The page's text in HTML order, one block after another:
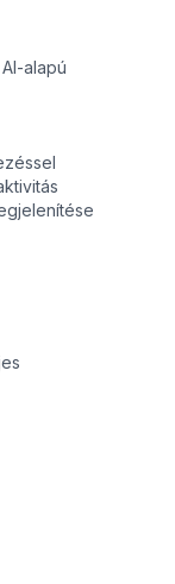
alapú